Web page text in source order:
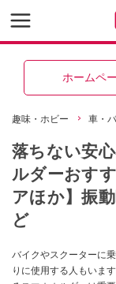
ホームペ
趣味・ホビー 車・
落ちない安
ルダーおす
アほか】振
ど
バイクやスクーターに
りに使用する人もいま